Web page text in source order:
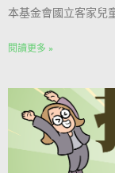
本基金會國立客家兒
閱讀更多 »